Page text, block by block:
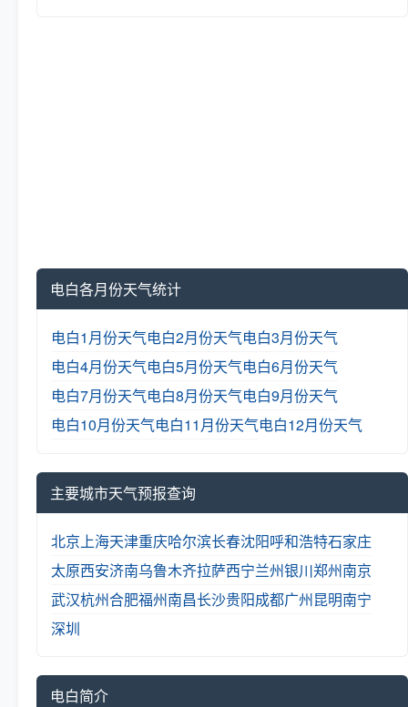
电白各月份天气统计
电白1月份天气电白2月份天气电白3月份天气
电白4月份天气电白5月份天气电白6月份天气
电白7月份天气电白8月份天气电白9月份天气
电白10月份天气电白11月份天气电白12月份天气
主要城市天气预报查询
北京 上海天津重庆哈尔滨长春沈阳呼和浩特石家庄
太原西安济南乌鲁木齐拉萨西宁兰州银川郑州南京
武汉杭州合肥福州南昌长沙贵阳成都广州昆明南宁
深圳
电白简介